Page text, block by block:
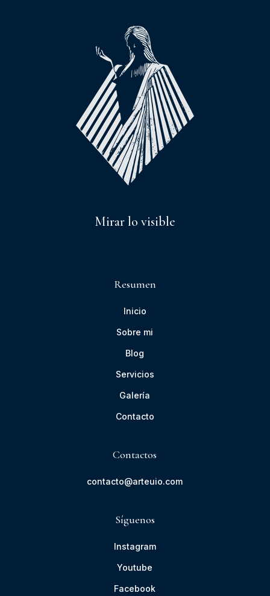
Mirar lo visible
Resumen
Inicio
Sobre mi
Blog
Servicios
Galería
Contacto
Contactos
contacto@arteuio.com
Síguenos
Instagram
Youtube
Facebook